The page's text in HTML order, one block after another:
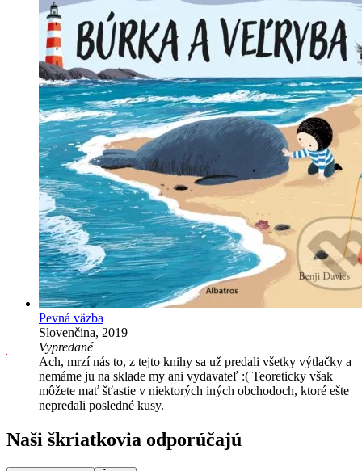
Pevná väzba
Slovenčina, 2019
Vypredané
Ach, mrzí nás to, z tejto knihy sa už predali všetky výtlačky a
nemáme ju na sklade my ani vydavateľ :( Teoreticky však
môžete mať šťastie v niektorých iných obchodoch, ktoré ešte
nepredali posledné kusy.
Naši škriatkovia odporúčajú